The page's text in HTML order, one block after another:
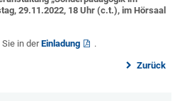
29.11.2022, 18 Uhr (c.t.), im Hörsaal
Sie in derEinladung .
Zurück